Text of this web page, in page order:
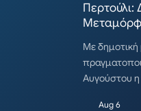
Περτούλι:
Με δημοτική
Αυγούστου η
Aug 6